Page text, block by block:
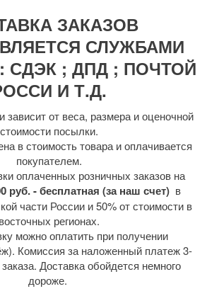
ЗАКАЗОВ
СЛУЖБАМИ
СДЭК ; ДПД ; ПОЧТОЙ
И Т.Д.
зависит от веса, размера и оценочной
стоимости посылки.
в стоимость товара и оплачивается
покупателем.
оплаченных розничных заказов на
руб. - бесплатная (за наш счет) в
части России и 50% от стоимости в
восточных регионах.
можно оплатить при получении
Комиссия за наложенный платеж 3-
Доставка обойдется немного
дороже.